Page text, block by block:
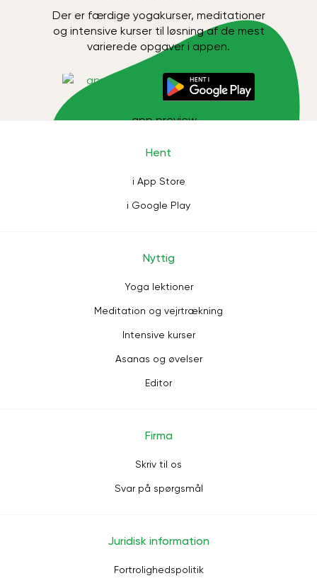
Der er færdige yogakurser, meditationer
og intensive kurser til løsning af de mest
varierede opgaver i appen.
Hent
i App Store
i Google Play
Nyttig
Yoga lektioner
Meditation og vejrtrækning
Intensive kurser
Asanas og øvelser
Editor
Firma
Skriv til os
Svar på spørgsmål
Juridisk information
Fortrolighedspolitik